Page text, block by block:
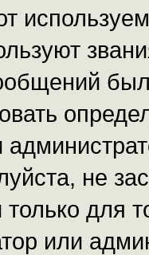
не
для
или